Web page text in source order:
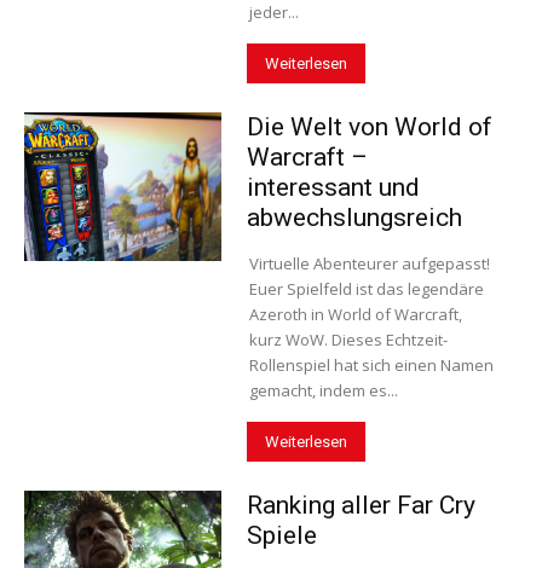
jeder...
Weiterlesen
Die Welt von World of
Warcraft –
interessant und
abwechslungsreich
Virtuelle Abenteurer aufgepasst!
Euer Spielfeld ist das legendäre
Azeroth in World of Warcraft,
kurz WoW. Dieses Echtzeit-
Rollenspiel hat sich einen Namen
gemacht, indem es...
Weiterlesen
Ranking aller Far Cry
Spiele